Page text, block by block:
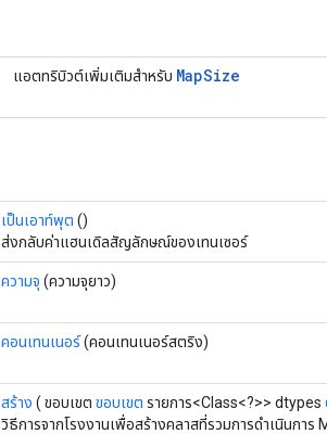
แอตทริบิวต์เพิ่มเติมสำหรับ MapSize
เป็นเอาท์พุต ()
ส่งกลับค่าแฮนเดิลสัญลักษณ์ของเทนเซอร์
ความจุ (ความจุยาว)
คอนเทนเนอร์(คอนเทนเนอร์สตริง)
สร้าง ( ขอบเขต ขอบเขต รายการ<Class<?>> dtypes
วิธีการจากโรงงานเพื่อสร้างคลาสที่รวมการดำเนินการ